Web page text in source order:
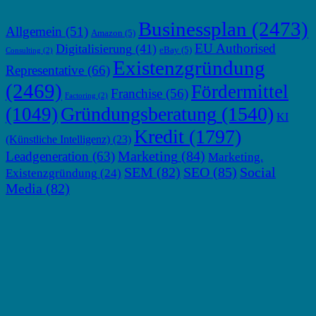
Allgemein (51) Amazon (5) Businessplan (2473)
Consulting (2) Digitalisierung (41) eBay (5) EU Authorised
Representative (66) Existenzgründung
(2469) Factoring (2) Franchise (56) Fördermittel
(1049) Gründungsberatung (1540) KI
(Künstliche Intelligenz) (23) Kredit (1797)
Leadgeneration (63)Marketing (84) Marketing.
Existenzgründung (24) SEM (82) SEO (85) Social
Media (82)